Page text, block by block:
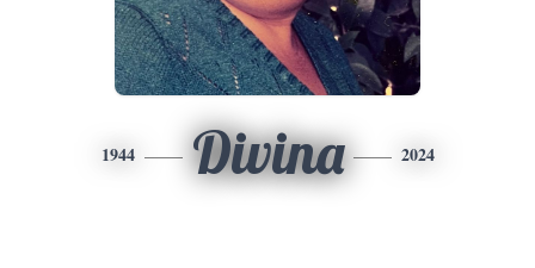
1944 Divina 2024